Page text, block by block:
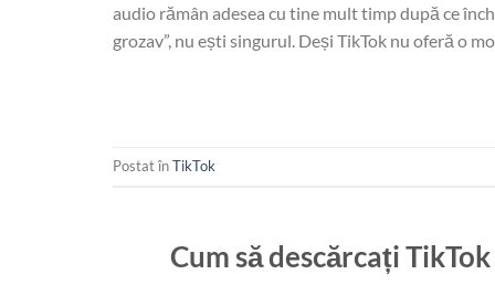
audio rămân adesea cu tine mult timp după ce
grozav”, nu ești singurul. Deși TikTok nu oferă o
Postat înTikTok
Cum să descărcați